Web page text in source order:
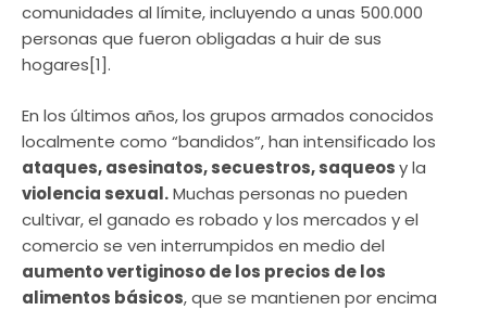
comunidades al límite, incluyendo a unas 500.000
personas que fueron obligadas a huir de sus
hogares[1].
En los últimos años, los grupos armados conocidos
localmente como “bandidos”, han intensificado los
ataques, asesinatos, secuestros, saqueosy la
violencia sexual.Muchas personas no pueden
cultivar, el ganado es robado y los mercados y el
comercio se ven interrumpidos en medio del
aumento vertiginoso de los precios de los
alimentos básicos, que se mantienen por encima